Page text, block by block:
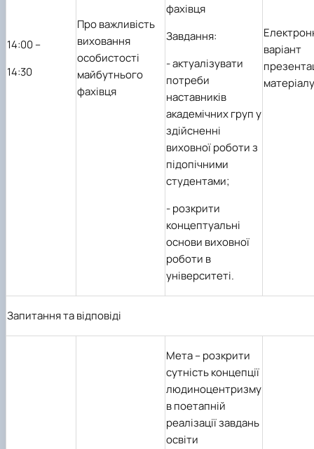
14:00 –
14:30
Про важливість
виховання
особистості
майбутнього
фахівця
фахівця
Завдання:
-актуалізувати
потреби
наставників
академічних груп у
здійсненні
виховної роботи з
підопічними
студентами;
-розкрити
концептуальні
основи виховної
роботи в
університеті.
варіант
матеріалу
Запитання та відповіді
Мета– розкрити
сутність концепції
людиноцентризму
в поетапній
реалізації завдань
освіти